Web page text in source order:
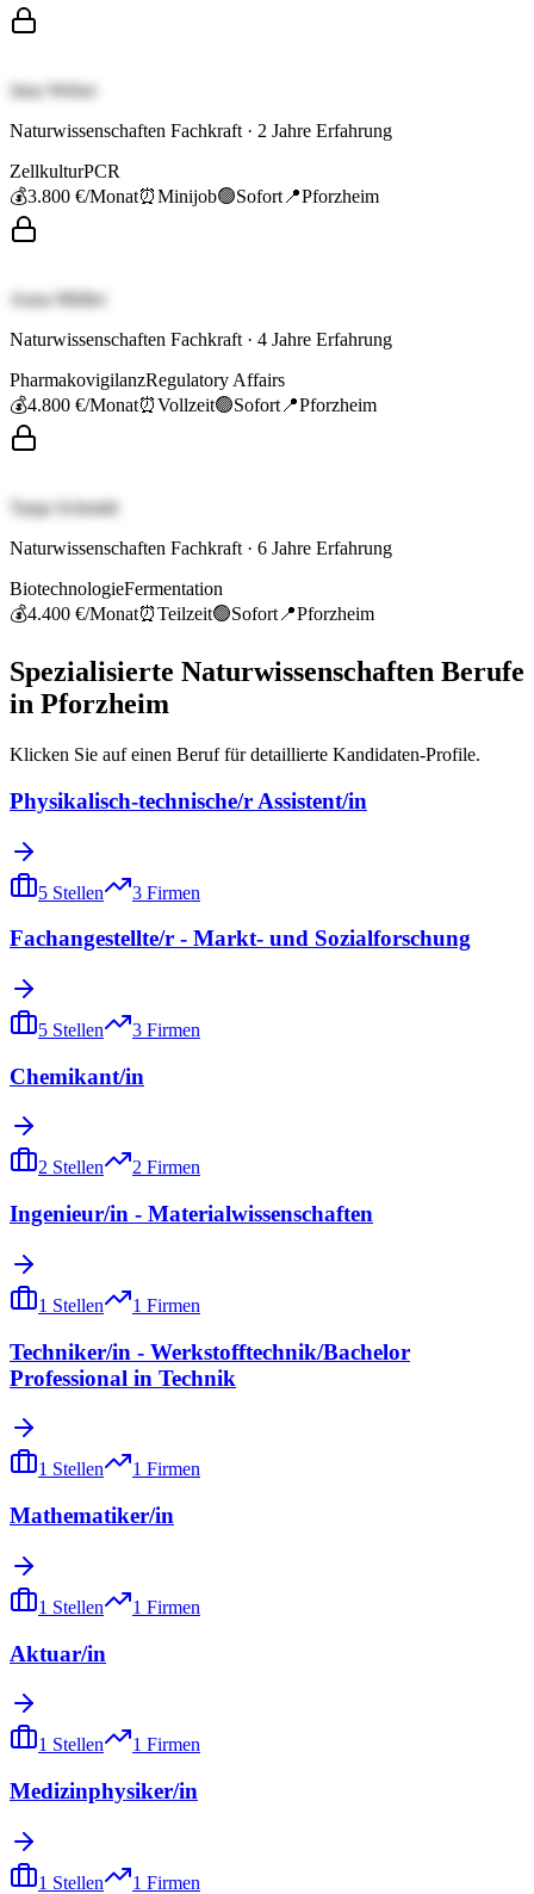
Jana Weber
Naturwissenschaften Fachkraft · 2 Jahre Erfahrung
ZellkulturPCR
💰3.800 €/Monat⏰Minijob🟢Sofort 📍Pforzheim
Anna Müller
Naturwissenschaften Fachkraft · 4 Jahre Erfahrung
PharmakovigilanzRegulatory Affairs
💰4.800 €/Monat⏰Vollzeit🟢Sofort 📍Pforzheim
Tanja Schmidt
Naturwissenschaften Fachkraft · 6 Jahre Erfahrung
BiotechnologieFermentation
💰4.400 €/Monat⏰Teilzeit🟢Sofort 📍Pforzheim
Spezialisierte Naturwissenschaften Berufe
in Pforzheim
Klicken Sie auf einen Beruf für detaillierte Kandidaten-Profile.
Physikalisch-technische/r Assistent/in
5 Stellen 3 Firmen
Fachangestellte/r - Markt- und Sozialforschung
5 Stellen 3 Firmen
Chemikant/in
2 Stellen 2 Firmen
Ingenieur/in - Materialwissenschaften
1 Stellen 1 Firmen
Techniker/in - Werkstofftechnik/Bachelor
Professional in Technik
1 Stellen 1 Firmen
Mathematiker/in
1 Stellen 1 Firmen
Aktuar/in
1 Stellen 1 Firmen
Medizinphysiker/in
1 Stellen 1 Firmen